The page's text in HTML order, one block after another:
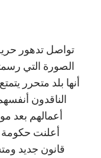
تواصل تدهور
الصورة التي
أنها بلد متحرر
الناقدون
أعمالهم بعد
أعلنت